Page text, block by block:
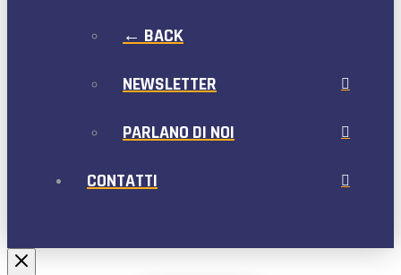
← BACK
NEWSLETTER
PARLANO DI NOI
CONTATTI